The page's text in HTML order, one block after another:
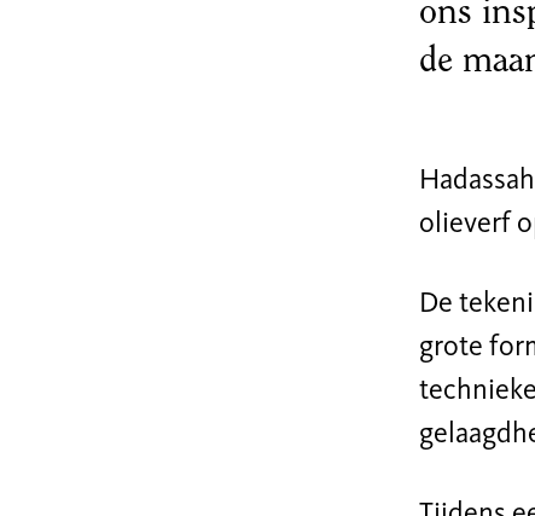
ons
de
olieverf
De
grote